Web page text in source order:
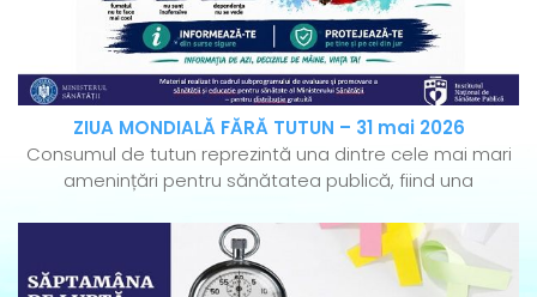
ZIUA MONDIALĂ FĂRĂ TUTUN – 31 mai 2026
Consumul de tutun reprezintă una dintre cele mai mari
amenințări pentru sănătatea publică, fiind una